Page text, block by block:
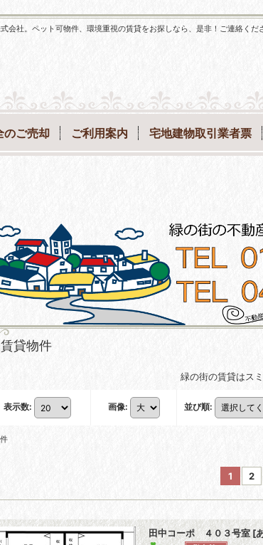
会社。ペット可物件、環境重視の賃貸をお探しなら、是非！ご連絡くだ
のご売却 ご利用案内 宅地建物取引業者票
賃貸物件
緑の街の賃貸はス
表示数: 画像: 並び順:
件
1 2
田中コーポ ４０３号室 [